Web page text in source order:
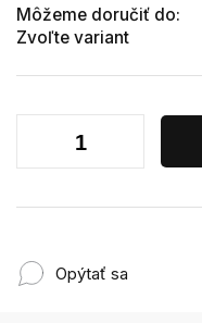
Môžeme doručiť do:
Zvoľte variant
Opýtať sa